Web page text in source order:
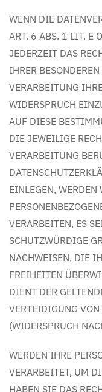
WENN DIE
ART. 6 ABS. 1 LIT. E
JEDERZEIT DAS
IHRER
VERARBEITUNG
WIDERSPRUCH
AUF DIESE
DIE JEWEILIGE
VERARBEITUNG
EINLEGEN, WERDEN
VERARBEITEN, ES
SCHUTZWÜRDIGE
NACHWEISEN, DIE
FREIHEITEN
DIENT DER
VERTEIDIGUNG VON
(WIDERSPRUCH
WERDEN IHRE
VERARBEITET, UM
HABEN SIE DAS